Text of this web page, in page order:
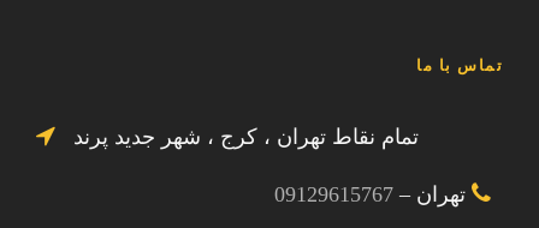
تماس با ما
تمام نقاط تهران ، کرج ، شهر جدید پرند
تهران – 09129615767